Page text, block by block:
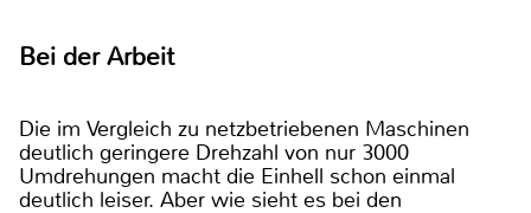
Bei der Arbeit
Die im Vergleich zu netzbetriebenen Maschinen
deutlich geringere Drehzahl von nur 3000
Umdrehungen macht die Einhell schon einmal
deutlich leiser. Aber wie sieht es bei den